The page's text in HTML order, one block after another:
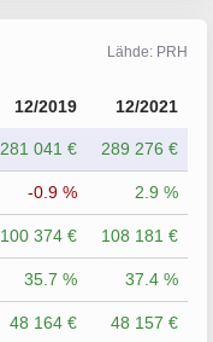
Lähde: PRH
12/2019 12/2021
281 041 € 289 276 €
-0.9 % 2.9 %
100 374 € 108 181 €
35.7 % 37.4 %
48 164 € 48 157 €